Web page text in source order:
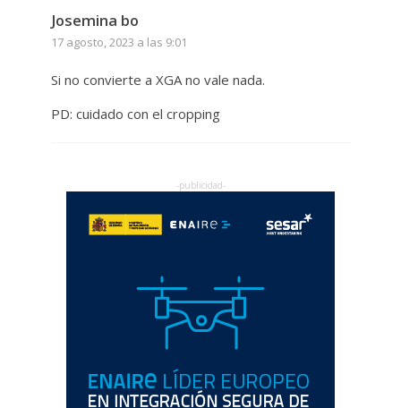
Josemina bo
17 agosto, 2023 a las 9:01
Si no convierte a XGA no vale nada.
PD: cuidado con el cropping